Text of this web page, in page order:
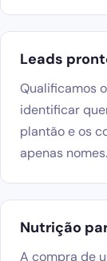
Leads
Qualificamos
identificar
plantão e os
apenas nomes.
Nutrição
A compra de